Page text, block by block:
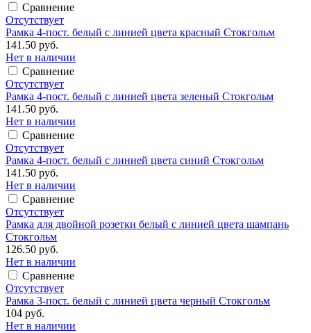
Сравнение
Отсутствует
Рамка 4-пост. белый с линией цвета красный Стокгольм
141.50 руб.
Нет в наличии
Сравнение
Отсутствует
Рамка 4-пост. белый с линией цвета зеленый Стокгольм
141.50 руб.
Нет в наличии
Сравнение
Отсутствует
Рамка 4-пост. белый с линией цвета синий Стокгольм
141.50 руб.
Нет в наличии
Сравнение
Отсутствует
Рамка для двойной розетки белый с линией цвета шампань
Стокгольм
126.50 руб.
Нет в наличии
Сравнение
Отсутствует
Рамка 3-пост. белый с линией цвета черный Стокгольм
104 руб.
Нет в наличии